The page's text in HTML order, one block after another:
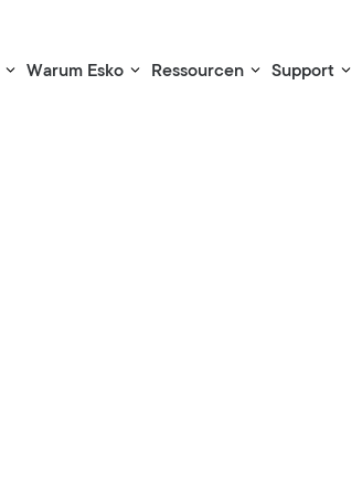
Warum Esko Ressourcen Support